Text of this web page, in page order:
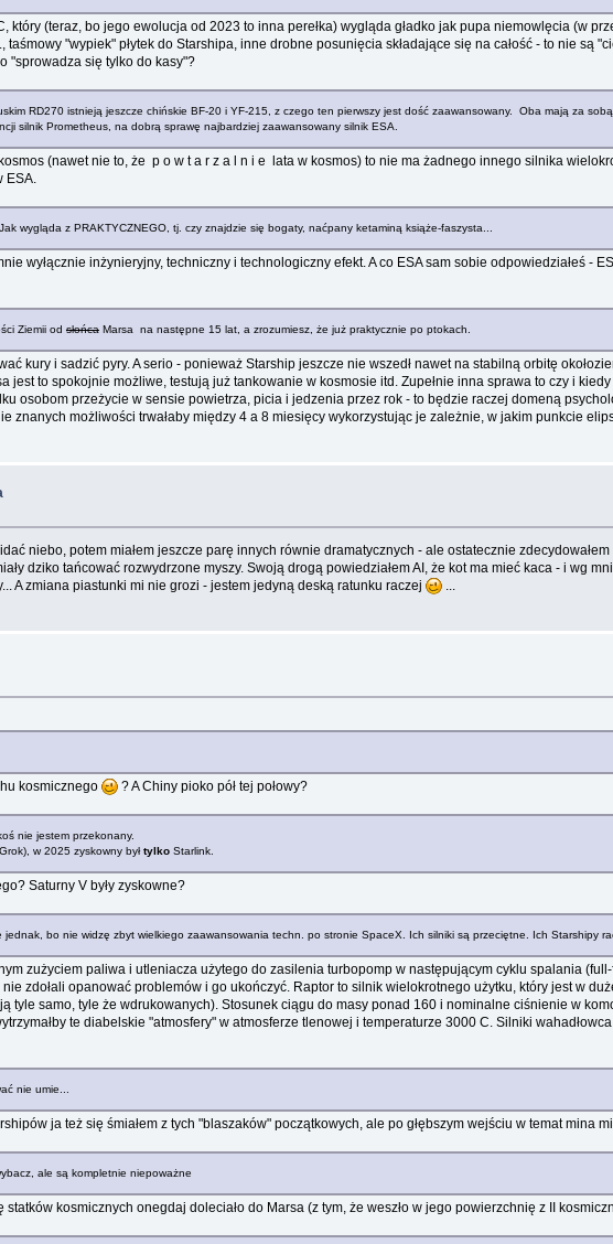
który (teraz, bo jego ewolucja od 2023 to inna perełka) wygląda gładko jak pupa niemowlęcia (w
"wypiek" płytek do Starshipa, inne drobne posunięcia składające się na całość - to nie są
"sprowadza się tylko do kasy"?
RD270 istnieją jeszcze chińskie BF-20 i YF-215, z czego ten pierwszy jest dość zaawansowany. Oba mają za
silnik Prometheus, na dobrą sprawę najbardziej zaawansowany silnik ESA.
(nawet nie to, że p o w t a r z a l n i e lata w kosmos) to nie ma żadnego innego silnika
ESA.
wygląda z PRAKTYCZNEGO, tj. czy znajdzie się bogaty, naćpany ketaminą książe-faszysta...
wyłącznie inżynieryjny, techniczny i technologiczny efekt. A co ESA sam sobie odpowiedziałeś -
Ziemii od słońcaMarsa na następne 15 lat, a zrozumiesz, że już praktycznie po ptokach.
kury i sadzić pyry. A serio - ponieważ Starship jeszcze nie wszedł nawet na stabilną orbitę
jest to spokojnie możliwe, testują już tankowanie w kosmosie itd. Zupełnie inna sprawa to czy i
osobom przeżycie w sensie powietrza, picia i jedzenia przez rok - to będzie raczej domeną
znanych możliwości trwałaby między 4 a 8 miesięcy wykorzystując je zależnie, w jakim punkcie
niebo, potem miałem jeszcze parę innych równie dramatycznych - ale ostatecznie
dziko tańcować rozwydrzone myszy. Swoją drogą powiedziałem AI, że kot ma mieć kaca - i wg
A zmiana piastunki mi nie grozi - jestem jedyną deską ratunku raczej
...
kosmicznego ? A Chiny pioko pół tej połowy?
nie jestem przekonany.
w 2025 zyskowny byłtylkoStarlink.
Saturny V były zyskowne?
bo nie widzę zbyt wielkiego zaawansowania techn. po stronie SpaceX. Ich silniki są przeciętne. Ich Starshipy
zużyciem paliwa i utleniacza użytego do zasilenia turbopomp w następującym cyklu spalania
zdołali opanować problemów i go ukończyć. Raptor to silnik wielokrotnego użytku, który jest w
tyle samo, tyle że wdrukowanych). Stosunek ciągu do masy ponad 160 i nominalne ciśnienie w
te diabelskie "atmosfery" w atmosferze tlenowej i temperaturze 3000 C. Silniki
nie umie...
ja też się śmiałem z tych "blaszaków" początkowych, ale po głębszym wejściu w temat mina
ale są kompletnie niepoważne
kosmicznych onegdaj doleciało do Marsa (z tym, że weszło w jego powierzchnię z II